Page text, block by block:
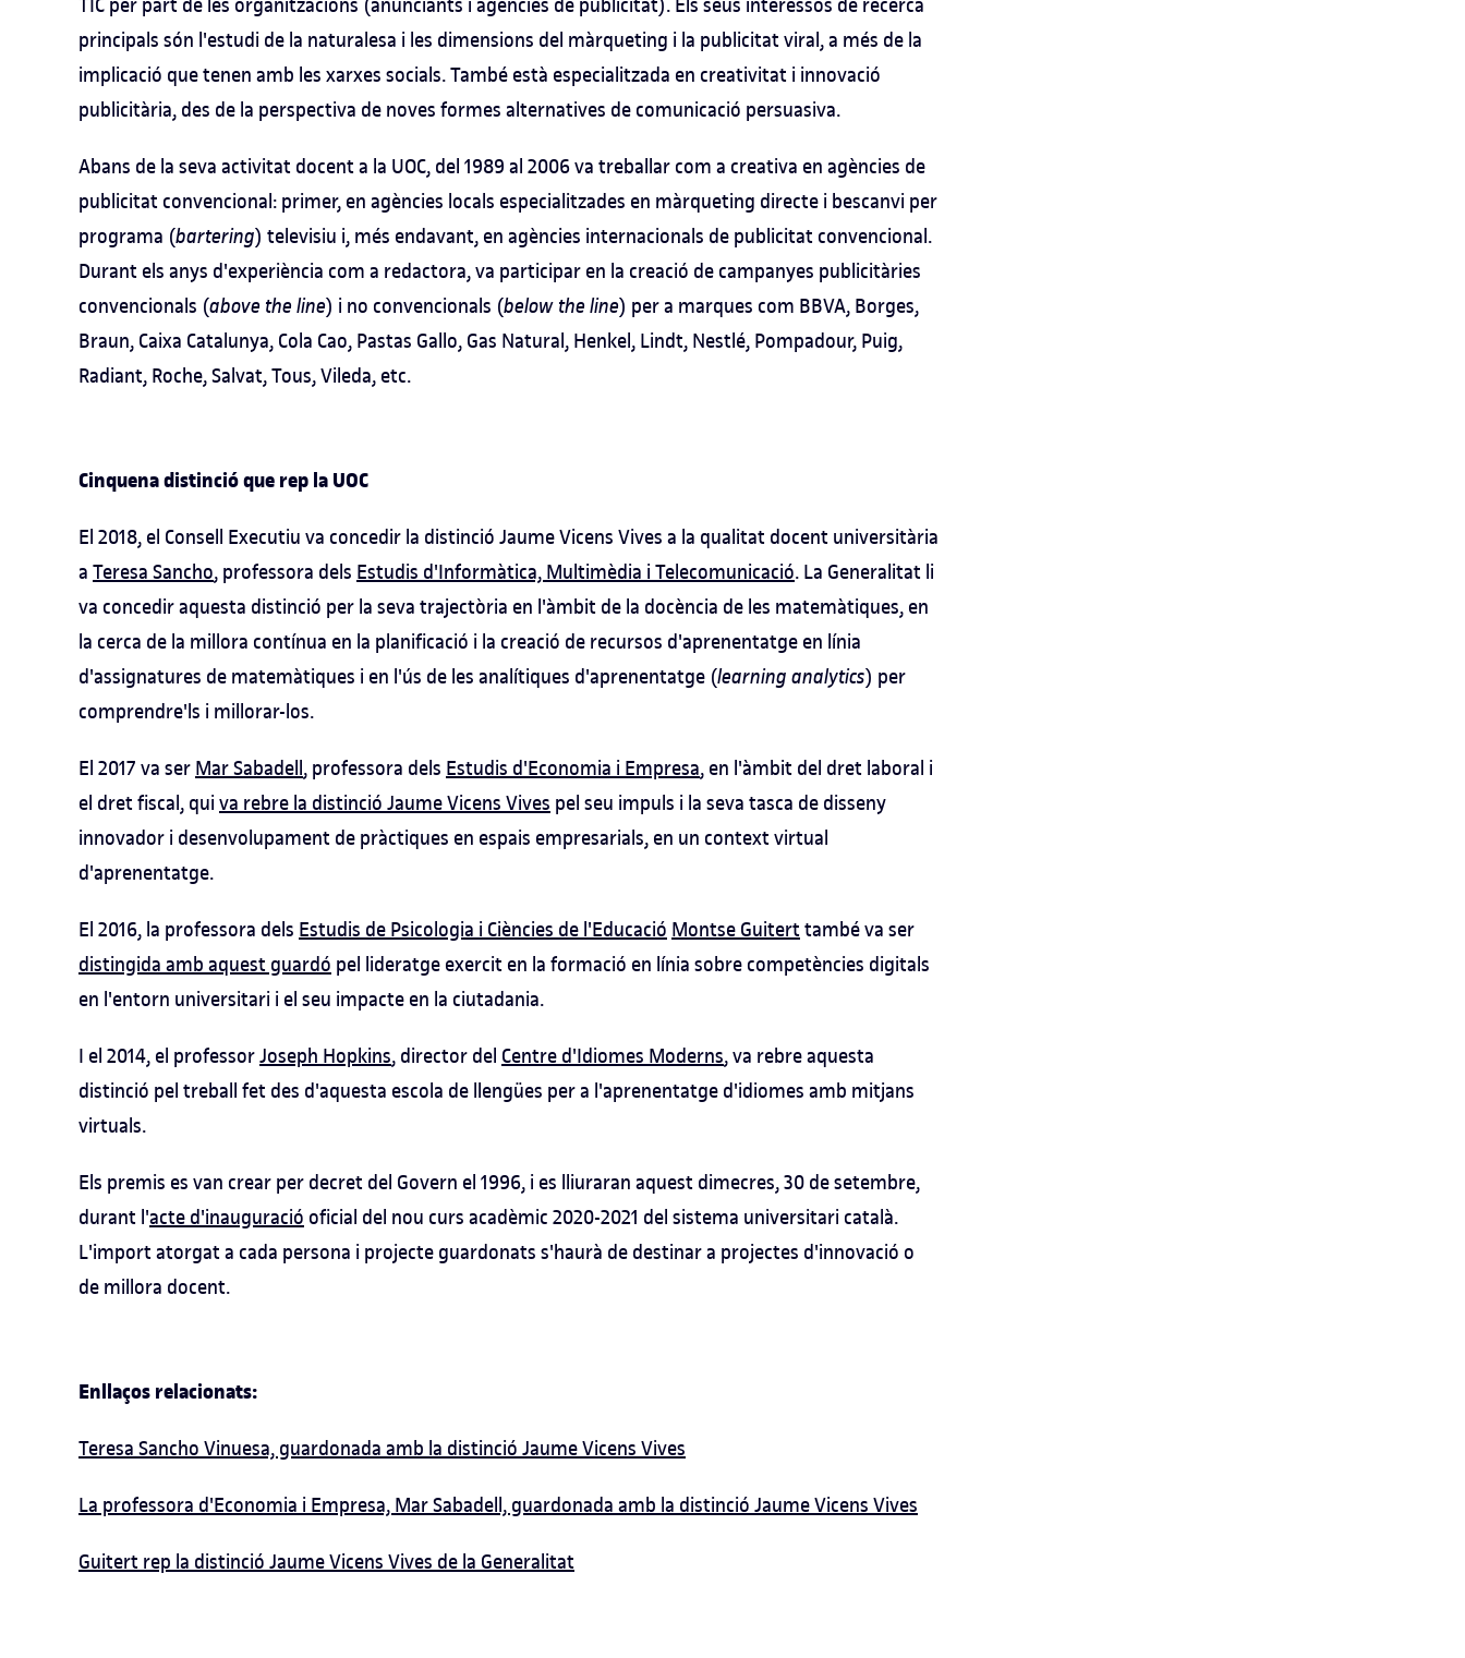
principals són l'estudi de la naturalesa i les dimensions del màrqueting i la publicitat viral, a més de la
implicació que tenen amb les xarxes socials. També està especialitzada en creativitat i innovació
publicitària, des de la perspectiva de noves formes alternatives de comunicació persuasiva.
Abans de la seva activitat docent a la UOC, del 1989 al 2006 va treballar com a creativa en agències de
publicitat convencional: primer, en agències locals especialitzades en màrqueting directe i bescanvi per
programa (bartering) televisiu i, més endavant, en agències internacionals de publicitat convencional.
Durant els anys d'experiència com a redactora, va participar en la creació de campanyes publicitàries
convencionals (above the line) i no convencionals (below the line) per a marques com BBVA, Borges,
Braun, Caixa Catalunya, Cola Cao, Pastas Gallo, Gas Natural, Henkel, Lindt, Nestlé, Pompadour, Puig,
Radiant, Roche, Salvat, Tous, Vileda, etc.
Cinquena distinció que rep la UOC
El 2018, el Consell Executiu va concedir la distinció Jaume Vicens Vives a la qualitat docent universitària
a Teresa Sancho, professora dels Estudis d'Informàtica, Multimèdia i Telecomunicació. La Generalitat li
va concedir aquesta distinció per la seva trajectòria en l'àmbit de la docència de les matemàtiques, en
la cerca de la millora contínua en la planificació i la creació de recursos d'aprenentatge en línia
d'assignatures de matemàtiques i en l'ús de les analítiques d'aprenentatge (learning analytics) per
comprendre'ls i millorar-los.
El 2017 va ser Mar Sabadell, professora dels Estudis d'Economia i Empresa, en l'àmbit del dret laboral i
el dret fiscal, qui va rebre la distinció Jaume Vicens Vives pel seu impuls i la seva tasca de disseny
innovador i desenvolupament de pràctiques en espais empresarials, en un context virtual
d'aprenentatge.
El 2016, la professora dels Estudis de Psicologia i Ciències de l'Educació Montse Guiterttambé va ser
distingida amb aquest guardó pel lideratge exercit en la formació en línia sobre competències digitals
en l'entorn universitari i el seu impacte en la ciutadania.
I el 2014, el professorJoseph Hopkins, director del Centre d'Idiomes Moderns, va rebre aquesta
distinció pel treball fet des d'aquesta escola de llengües per a l'aprenentatge d'idiomes amb mitjans
virtuals.
Els premis es van crear per decret del Govern el 1996, i es lliuraran aquest dimecres, 30 de setembre,
durant l'acte d'inauguració oficial del nou curs acadèmic 2020-2021 del sistema universitari català.
L'import atorgat a cada persona i projecte guardonats s'haurà de destinar a projectes d'innovació o
de millora docent.
Enllaços relacionats:
Teresa Sancho Vinuesa, guardonada amb la distinció Jaume Vicens Vives
La professora d'Economia i Empresa, Mar Sabadell, guardonada amb la distinció Jaume Vicens Vives
Guitert rep la distinció Jaume Vicens Vives de la Generalitat